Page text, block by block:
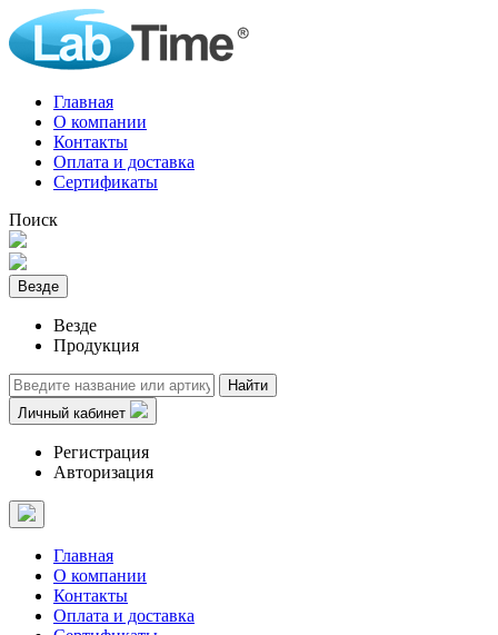
Главная
О компании
Контакты
Оплата и доставка
Сертификаты
Поиск
Везде
Везде
Продукция
Найти
Личный кабинет
Регистрация
Авторизация
Главная
О компании
Контакты
Оплата и доставка